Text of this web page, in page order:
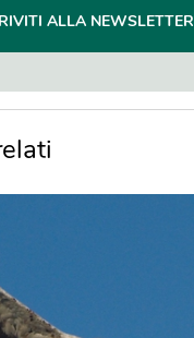
ALLA NEWSLETTER